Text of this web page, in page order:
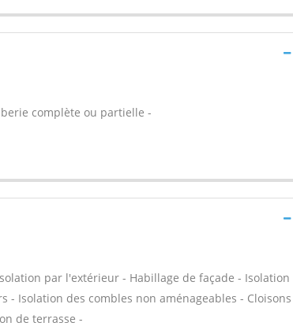
complète ou partielle -
par l'extérieur - Habillage de façade - Isolation
Isolation des combles non aménageables - Cloisons
de terrasse -